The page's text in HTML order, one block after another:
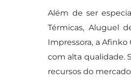
Além de ser
Térmicas, Aluguel
Impressora, a Afinko
com alta qualidade.
recursos do